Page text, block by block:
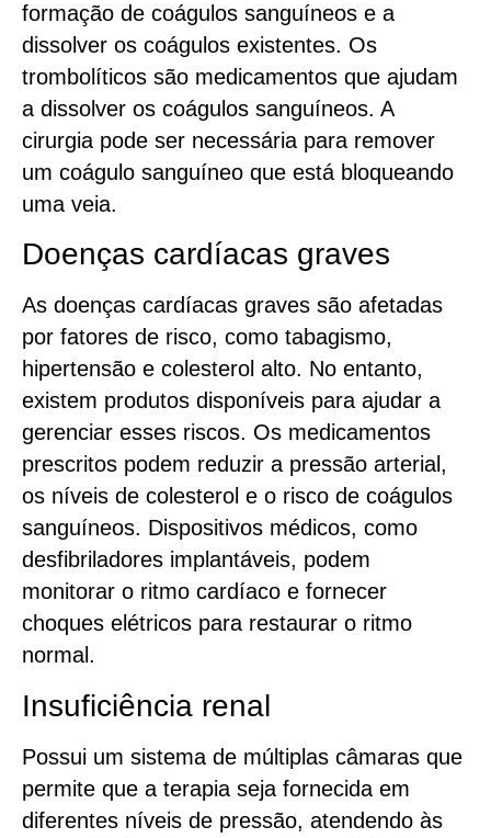
formação de coágulos sanguíneos e a
dissolver os coágulos existentes. Os
trombolíticos são medicamentos que ajudam
a dissolver os coágulos sanguíneos. A
cirurgia pode ser necessária para remover
um coágulo sanguíneo que está bloqueando
uma veia.
Doenças cardíacas graves
As doenças cardíacas graves são afetadas
por fatores de risco, como tabagismo,
hipertensão e colesterol alto. No entanto,
existem produtos disponíveis para ajudar a
gerenciar esses riscos. Os medicamentos
prescritos podem reduzir a pressão arterial,
os níveis de colesterol e o risco de coágulos
sanguíneos. Dispositivos médicos, como
desfibriladores implantáveis, podem
monitorar o ritmo cardíaco e fornecer
choques elétricos para restaurar o ritmo
normal.
Insuficiência renal
Possui um sistema de múltiplas câmaras que
permite que a terapia seja fornecida em
diferentes níveis de pressão, atendendo às